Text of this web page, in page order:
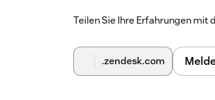
Save Chargify App settings. It is
Teilen Sie Ihre Erfahrungen mit
.zendesk.com